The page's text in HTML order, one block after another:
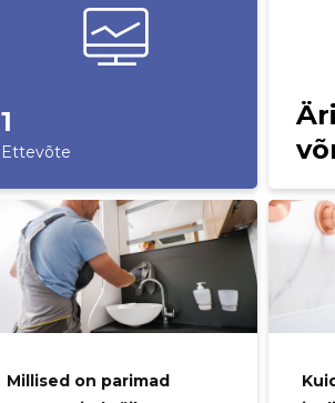
1
Ettevõte
Millised on parimad